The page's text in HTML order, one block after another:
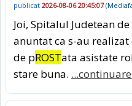
publicat 2026-08-06 20:45:07(
Joi, Spitalul Judetean
anuntat ca s-au
de pROSTata asistate
stare buna.